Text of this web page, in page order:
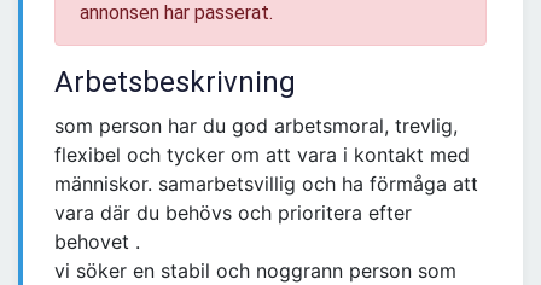
annonsen har passerat.
Arbetsbeskrivning
som person har du god arbetsmoral, trevlig,
flexibel och tycker om att vara i kontakt med
människor. samarbetsvillig och ha förmåga att
vara där du behövs och prioritera efter
behovet .
vi söker en stabil och noggrann person som